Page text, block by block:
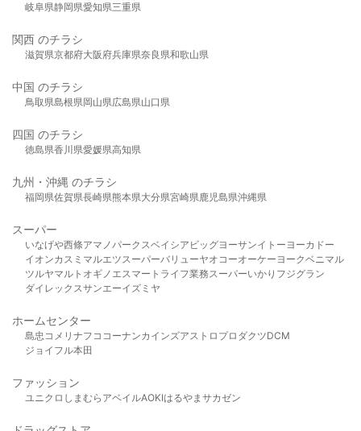
岐阜県静岡県愛知県三重県
関西 のチラシ
滋賀県京都府大阪府兵庫県奈良県和歌山県
中国 のチラシ
鳥取県島根県岡山県広島県山口県
四国 のチラシ
徳島県香川県愛媛県高知県
九州・沖縄 のチラシ
福岡県佐賀県長崎県熊本県大分県宮崎県鹿児島県沖縄県
スーパー
いなげや西條アマノパークスベイシア ビッグヨーサンイトーヨーカドー
イオンカスミ マルエツスーパーバリューヤオコーオーケー ヨークベニマル
ツルヤマルト オギノ エスマート ライフ業務スーパーいかり フジグラン
ダイレックスサンエーイズミヤ
ホームセンター
島忠 コメリ ナフコ コーナンカインズアストロプロダクツDCM
ジョイフル本田
ファッション
ユニクロ しまむら アベイルAOKIはるやま サカゼン